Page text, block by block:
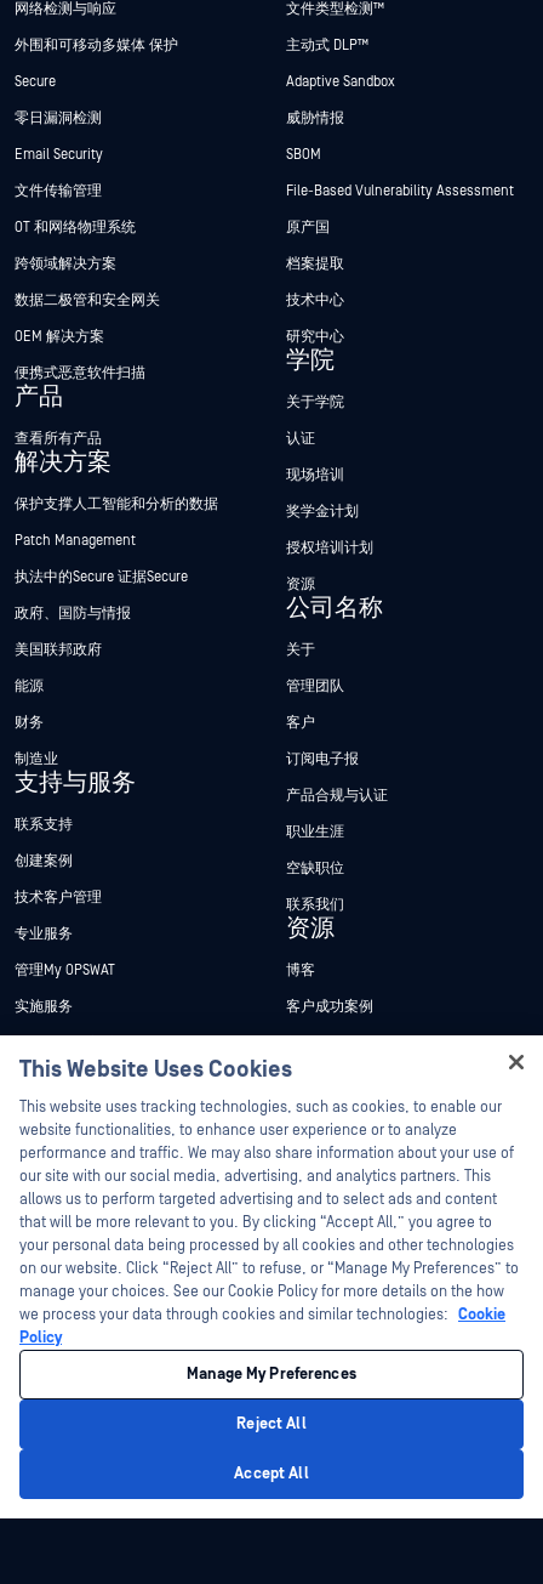
网络检测与响应
外围和可移动多媒体 保护
Secure
零日漏洞检测
Email Security
文件传输管理
OT 和网络物理系统
跨领域解决方案
数据二极管和安全网关
OEM 解决方案
便携式恶意软件扫描
产品
查看所有产品
解决方案
保护支撑人工智能和分析的数据
Patch Management
执法中的Secure 证据Secure
政府、国防与情报
美国联邦政府
能源
财务
制造业
支持与服务
联系支持
创建案例
技术客户管理
专业服务
管理My OPSWAT
实施服务
技术文档
培训
漏洞计划
合作伙伴
认证
技术合作伙伴
渠道合作伙伴计划
文件类型检测™
主动式 DLP™
Adaptive Sandbox
威胁情报
SBOM
File-Based Vulnerability Assessment
原产国
档案提取
技术中心
研究中心
学院
关于学院
认证
现场培训
奖学金计划
授权培训计划
资源
公司名称
关于
管理团队
客户
订阅电子报
产品合规与认证
职业生涯
空缺职位
联系我们
资源
博客
客户成功案例
新闻报道
活动
网络研讨会
产品型录
白皮书
免费工具
©2026OPSWAT . 保留所有权利。OPSWAT、MetaDefender、Metascan、
MetaAccess、OPSWAT 、"不信任文件，不信任设备"、"OPSWAT "、"保护全球关
键基础设施"、"Deep CDR™技术"、"InQuest"、"InQuest标
识"、"DFI"、"RetroHunt"、"深度文件检测"及"加入追踪"OPSWAT 的商标。第三方
管理 Cookie 偏好
This Website Uses Cookies
This website uses tracking technologies, such as cookies, to enable our
website functionalities, to enhance user experience or to analyze
performance and traffic. We may also share information about your use of
our site with our social media, advertising, and analytics partners. This
allows us to perform targeted advertising and to select ads and content
that will be more relevant to you. By clicking “Accept All,” you agree to
your personal data being processed by all cookies and other technologies
on our website. Click “Reject All” to refuse, or “Manage My Preferences” to
manage your choices. See our Cookie Policy for more details on the how
we process your data through cookies and similar technologies: Cookie
Policy
Manage My Preferences
Reject All
Accept All
Hey there!
I'm Ozzy, your OPSWAT virtual assistant.
How can I help you secure what's critical
today?